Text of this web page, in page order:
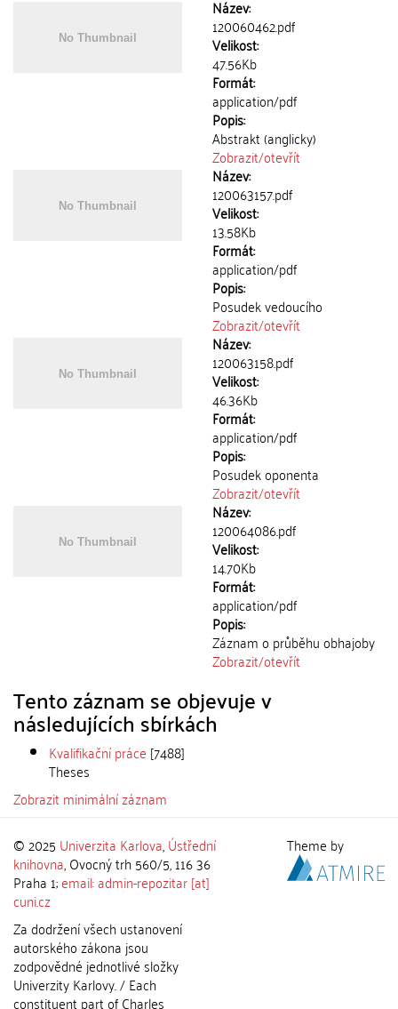
Název:
120060462.pdf
Velikost:
47.56Kb
Formát:
application/pdf
Popis:
Abstrakt (anglicky)
Zobrazit/otevřít
Název:
120063157.pdf
Velikost:
13.58Kb
Formát:
application/pdf
Popis:
Posudek vedoucího
Zobrazit/otevřít
Název:
120063158.pdf
Velikost:
46.36Kb
Formát:
application/pdf
Popis:
Posudek oponenta
Zobrazit/otevřít
Název:
120064086.pdf
Velikost:
14.70Kb
Formát:
application/pdf
Popis:
Záznam o průběhu obhajoby
Zobrazit/otevřít
Tento záznam se objevuje v
následujících sbírkách
Kvalifikační práce [7488]
Theses
Zobrazit minimální záznam
© 2025 Univerzita Karlova,Ústřední
knihovna, Ovocný trh 560/5, 116 36
Praha 1;email: admin-repozitar [at]
cuni.cz
Za dodržení všech ustanovení
autorského zákona jsou
zodpovědné jednotlivé složky
Univerzity Karlovy. / Each
constituent part of Charles
Theme by